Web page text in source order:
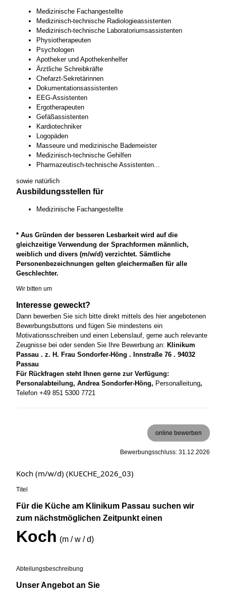
Medizinische Fachangestellte
Medizinisch-technische Radiologieassistenten
Medizinisch-technische Laboratoriumsassistenten
Physiotherapeuten
Psychologen
Apotheker und Apothekenhelfer
Ärztliche Schreibkräfte
Chefarzt-Sekretärinnen
Dokumentationsassistenten
EEG-Assistenten
Ergotherapeuten
Gefäßassistenten
Kardiotechniker
Logopäden
Masseure und medizinische Bademeister
Medizinisch-technische Gehilfen
Pharmazeutisch-technische Assistenten...
sowie natürlich
Ausbildungsstellen für
Medizinische Fachangestellte
* Aus Gründen der besseren Lesbarkeit wird auf die
gleichzeitige Verwendung der Sprachformen männlich,
weiblich und divers (m/w/d) verzichtet. Sämtliche
Personenbezeichnungen gelten gleichermaßen für alle
Geschlechter.
Wir bitten um
Interesse geweckt?
Dann bewerben Sie sich bitte direkt mittels des hier angebotenen
Bewerbungsbuttons und fügen Sie mindestens ein
Motivationsschreiben und einen Lebenslauf, gerne auch relevante
Zeugnisse bei oder senden Sie Ihre Bewerbung an: Klinikum
Passau . z. H. Frau Sondorfer-Höng . Innstraße 76 . 94032
Passau
Für Rückfragen steht Ihnen gerne zur Verfügung:
Personalabteilung, Andrea Sondorfer-Höng, Personalleitung,
Telefon +49 851 5300 7721
online bewerben
Bewerbungsschluss: 31.12.2026
Koch (m/w/d) (KUECHE_2026_03)
Titel
Für die Küche am Klinikum Passau suchen wir
zum nächstmöglichen Zeitpunkt einen
Koch (m / w / d)
Abteilungsbeschreibung
Unser Angebot an Sie